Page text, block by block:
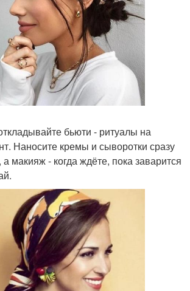
бьюти - ритуалы на
Наносите кремы и сыворотки сразу
макияж - когда ждёте, пока заварится